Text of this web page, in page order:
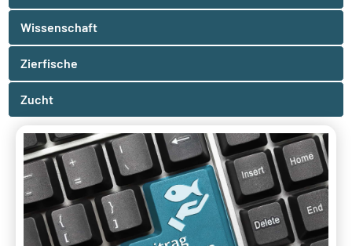
Wissenschaft
Zierfische
Zucht